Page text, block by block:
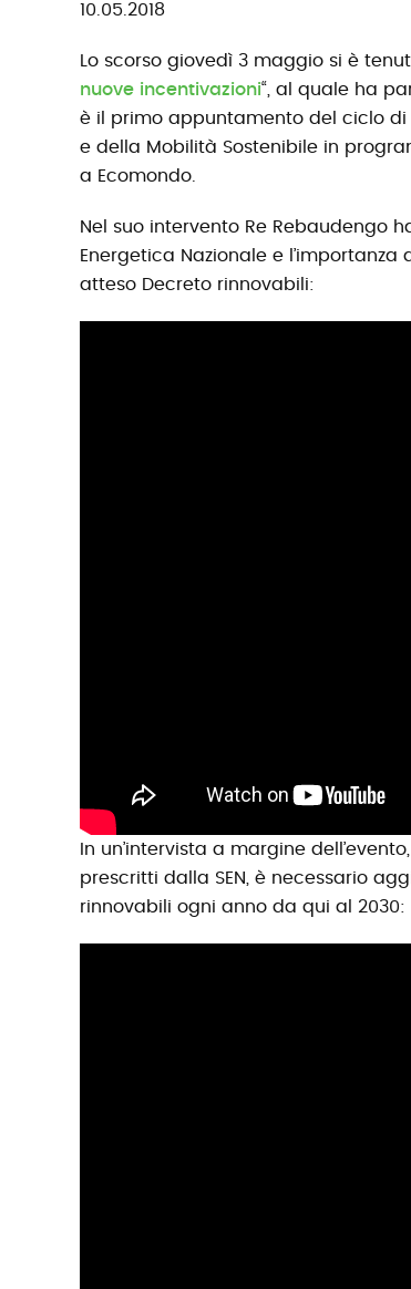
10.05.2018
Lo scorso giovedì 3 maggio si è
nuove incentivazioni“, al quale ha
è il primo appuntamento del ciclo di
e della Mobilità Sostenibile in
a Ecomondo.
Nel suo intervento Re Rebaudengo
Energetica Nazionale e
atteso Decreto rinnovabili:
In un’intervista a margine
prescritti dalla SEN, è necessario
rinnovabili ogni anno da qui al 2030: